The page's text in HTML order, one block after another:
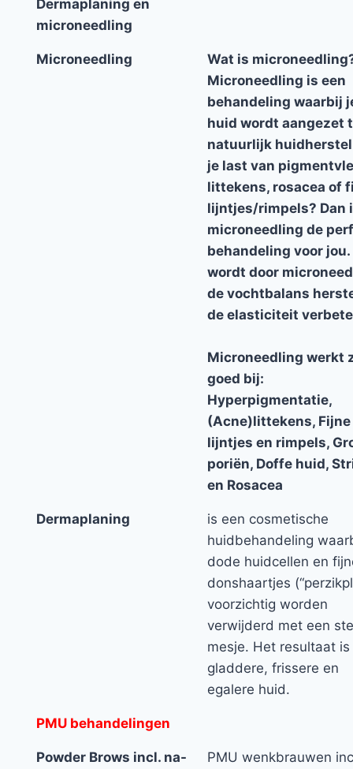
Dermaplaning en
microneedling
Microneedling
Wat is
Microneedling is een
behandeling waarbij
huid wordt aangezet
natuurlijk
je last van
littekens, rosacea of
lijntjes/rimpels? Dan
microneedling de
behandeling voor jou.
wordt door
de vochtbalans
de elasticiteit
Microneedling werkt
goed bij:
Hyperpigmentatie,
(Acne)littekens, Fijne
lijntjes en rimpels,
poriën, Doffe huid,
en Rosacea
Dermaplaning
is een cosmetische
huidbehandeling
dode huidcellen en
donshaartjes
voorzichtig worden
verwijderd met een
mesje. Het resultaat is
gladdere, frissere en
egalere huid.
PMU behandelingen
Powder Brows incl. na-
PMU wenkbrauwen